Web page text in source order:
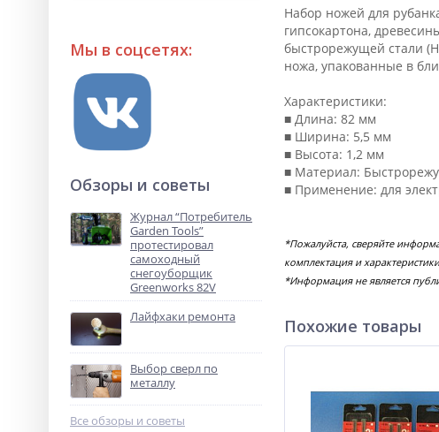
Мы в соцсетях:
Обзоры и советы
Журнал “Потребитель
Garden Tools”
протестировал
самоходный
снегоуборщик
Greenworks 82V
Лайфхаки ремонта
Выбор сверл по
металлу
Все обзоры и советы
Набор ножей для
гипсокартона,
быстрорежущей стали
ножа, упакованные в
Характеристики:
■ Длина: 82 мм
■ Ширина: 5,5 мм
■ Высота: 1,2 мм
■ Материал:
■ Применение: для
*Пожалуйста, сверяйте
комплектация и
*Информация не является
Похожие товары